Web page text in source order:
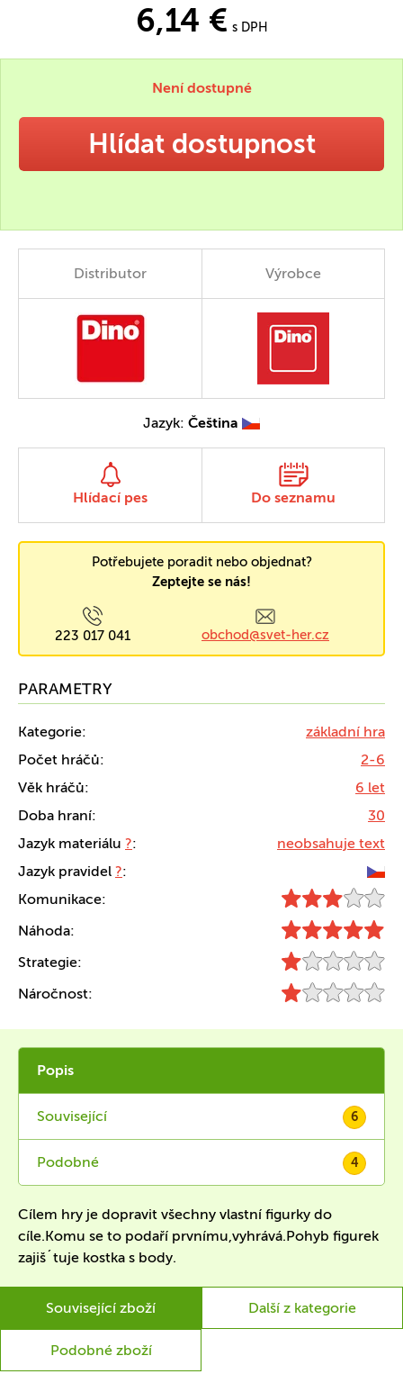
6,14 € s DPH
Není dostupné
Hlídat dostupnost
Distributor Výrobce
Jazyk: Čeština
Hlídací pes Do seznamu
Potřebujete poradit nebo objednat?
Zeptejte se nás!
223 017 041 obchod@svet-her.cz
PARAMETRY
Kategorie:
základní hra
Počet hráčů:
2-6
Věk hráčů:
6 let
Doba hraní:
30
Jazyk materiálu ?:
neobsahuje text
Jazyk pravidel ?:
Komunikace:
Náhoda:
Strategie:
Náročnost:
Popis
Související 6
Podobné 4
Cílem hry je dopravit všechny vlastní figurky do
cíle.Komu se to podaří prvnímu,vyhrává.Pohyb figurek
zajiš´tuje kostka s body.
Související zboží Další z kategorie
Podobné zboží